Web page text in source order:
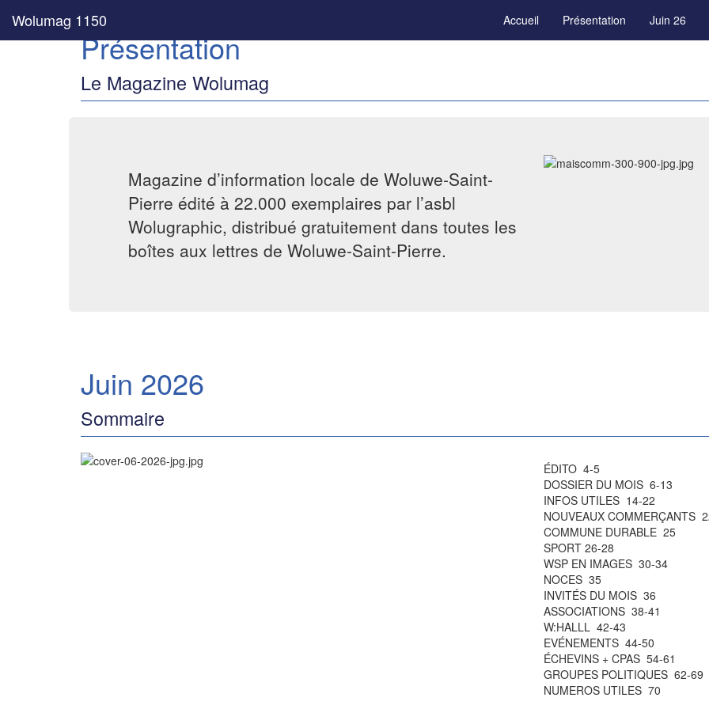
Wolumag 1150 Accueil Présentation Juin 26
Présentation
Le Magazine Wolumag
Magazine d’information locale de Woluwe-Saint-
Pierre édité à 22.000 exemplaires par l’asbl
Wolugraphic, distribué gratuitement dans toutes les
boîtes aux lettres de Woluwe-Saint-Pierre.
Juin 2026
Sommaire
ÉDITO 4-5
DOSSIER DU MOIS 6-13
INFOS UTILES 14-22
NOUVEAUX COMMERÇANTS
COMMUNE DURABLE 25
SPORT 26-28
WSP EN IMAGES 30-34
NOCES 35
INVITÉS DU MOIS 36
ASSOCIATIONS 38-41
W:HALLL 42-43
EVÉNEMENTS 44-50
ÉCHEVINS + CPAS 54-61
GROUPES POLITIQUES 62-69
NUMEROS UTILES 70